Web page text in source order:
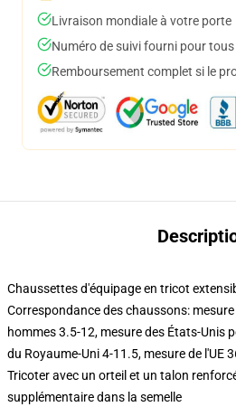
Livraison mondiale à votre porte
Numéro de suivi fourni pour tous
Remboursement complet si le
Chaussettes d'équipage en tricot
Correspondance des chaussons:
hommes 3.5-12, mesure des États-Unis
du Royaume-Uni 4-11.5, mesure de l'UE
Tricoter avec un orteil et un talon
supplémentaire dans la semelle